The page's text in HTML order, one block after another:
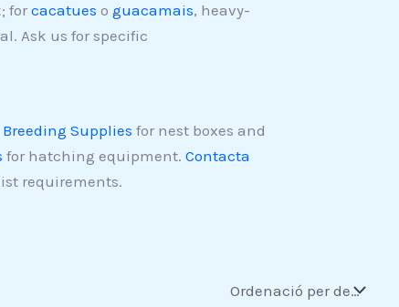
for cacatues o guacamais, heavy-
Ask us for specific
Breeding Supplies for nest boxes and
for hatching equipment. Contacta
requirements.